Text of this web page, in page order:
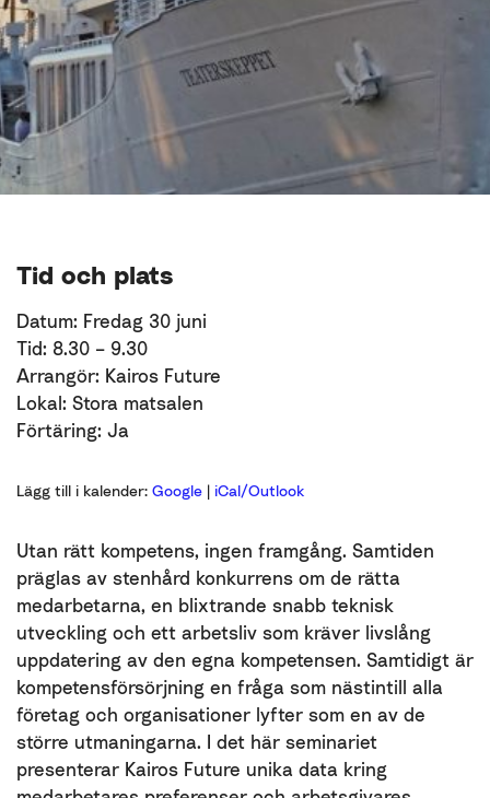
Tid och plats
Datum: Fredag 30 juni
Tid: 8.30 – 9.30
Arrangör: Kairos Future
Lokal: Stora matsalen
Förtäring: Ja
Lägg till i kalender: Google | iCal/Outlook
Utan rätt kompetens, ingen framgång. Samtiden
präglas av stenhård konkurrens om de rätta
medarbetarna, en blixtrande snabb teknisk
utveckling och ett arbetsliv som kräver livslång
uppdatering av den egna kompetensen. Samtidigt är
kompetensförsörjning en fråga som nästintill alla
företag och organisationer lyfter som en av de
större utmaningarna. I det här seminariet
presenterar Kairos Future unika data kring